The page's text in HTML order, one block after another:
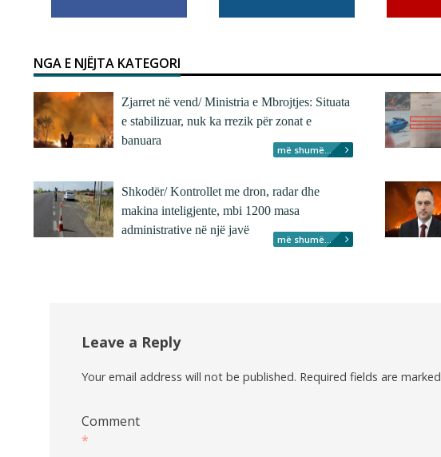
NGA E NJËJTA KATEGORI
Zjarret në vend/ Ministria e Mbrojtjes: Situata
e stabilizuar, nuk ka rrezik për zonat e
banuara
më shumë...
Shkodër/ Kontrollet me dron, radar dhe
makina inteligjente, mbi 1200 masa
administrative në një javë
më shumë...
Leave a Reply
Your email address will not be published. Required fields are marked
Comment
*